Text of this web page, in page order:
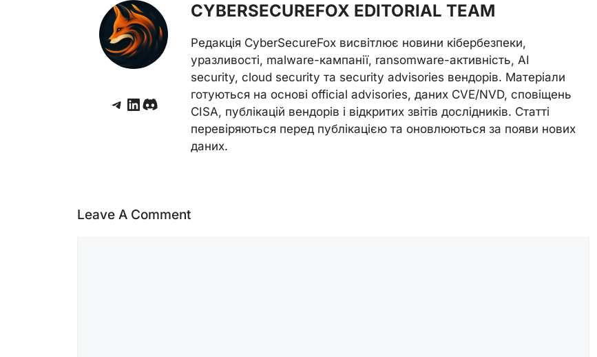
Telegram
LinkedIn
Discord
CYBERSECUREFOX EDITORIAL TEAM
Редакція CyberSecureFox висвітлює новини кібербезпеки,
уразливості, malware-кампанії, ransomware-активність, AI
security, cloud security та security advisories вендорів. Матеріали
готуються на основі official advisories, даних CVE/NVD, сповіщень
CISA, публікацій вендорів і відкритих звітів дослідників. Статті
перевіряються перед публікацією та оновлюються за появи нових
даних.
Leave A Comment